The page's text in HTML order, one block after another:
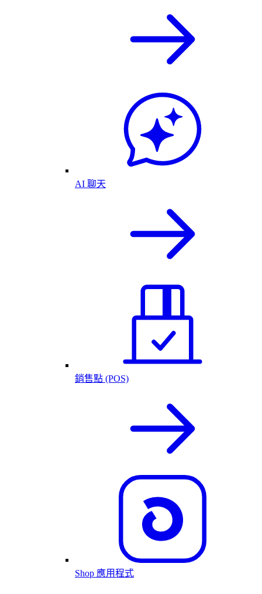
AI 聊天
銷售點 (POS)
Shop 應用程式